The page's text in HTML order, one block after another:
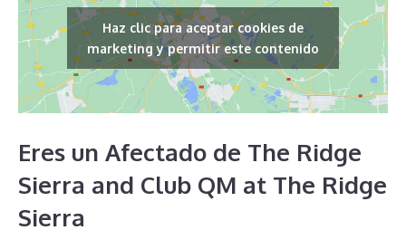
Haz clic para aceptar cookies de
marketing y permitir este contenido
Eres un Afectado de The Ridge
Sierra and Club QM at The Ridge
Sierra